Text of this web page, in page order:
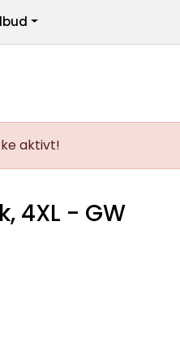
aktivt!
4XL - GW